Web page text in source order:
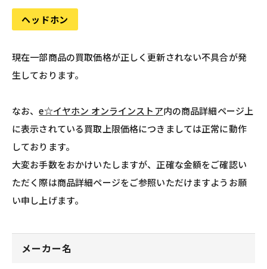
ヘッドホン
現在一部商品の買取価格が正しく更新されない不具合が発
生しております。
なお、e☆イヤホン オンラインストア内の商品詳細ページ上
に表示されている買取上限価格につきましては正常に動作
しております。
大変お手数をおかけいたしますが、正確な金額をご確認い
ただく際は商品詳細ページをご参照いただけますようお願
い申し上げます。
メーカー名